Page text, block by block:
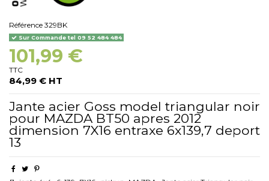
Référence 329BK
Sur Commande tel 09 52 484 484
101,99 €
TTC
84,99 € HT
Jante acier Goss model triangular noir
pour MAZDA BT50 apres 2012
dimension 7X16 entraxe 6x139,7 deport
13